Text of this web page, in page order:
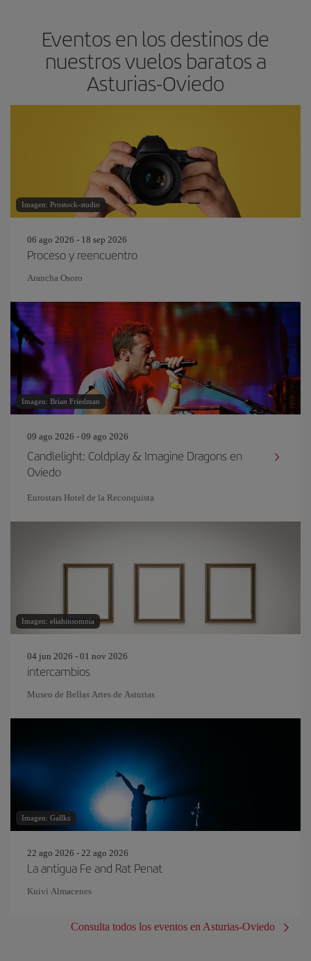
Eventos en los destinos de
nuestros vuelos baratos a
Asturias-Oviedo
Imagen: Prostock-studio
06 ago 2026 - 18 sep 2026
Proceso y reencuentro
Arancha Osoro
Imagen: Brian Friedman
09 ago 2026 - 09 ago 2026
Candlelight: Coldplay & Imagine Dragons en
Oviedo
Eurostars Hotel de la Reconquista
Imagen: eliahinsomnia
04 jun 2026 - 01 nov 2026
intercambios
Museo de Bellas Artes de Asturias
Imagen: Gallks
22 ago 2026 - 22 ago 2026
La antigua Fe and Rat Penat
Kuivi Almacenes
Consulta todos los eventos en Asturias-Oviedo